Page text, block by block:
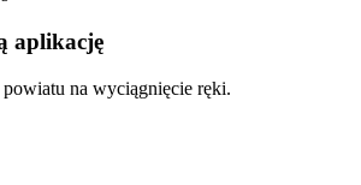
aplikację
na wyciągnięcie ręki.